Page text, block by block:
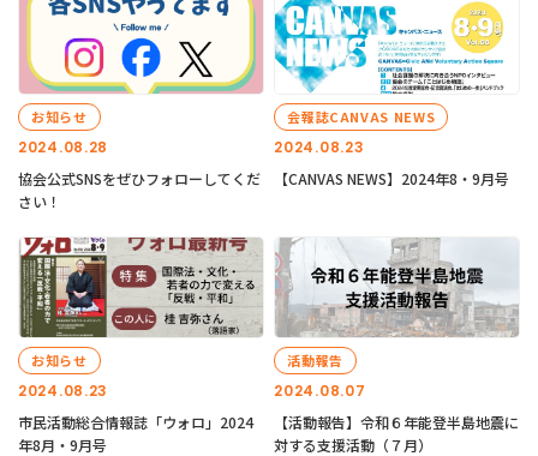
2024.08.28
お知らせ
協会公式SNSをぜひフォローしてくだ
さい！
2024.08.23
会報誌CANVAS NEWS
【CANVAS NEWS】2024年8・9月号
2024.08.23
お知らせ
市民活動総合情報誌「ウォロ」2024
年8月・9月号
2024.08.07
活動報告
【活動報告】令和６年能登半島地震に
対する支援活動（７月）